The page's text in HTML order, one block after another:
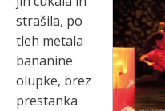
strašila, po
tleh metala
bananine
olupke, brez
prestanka